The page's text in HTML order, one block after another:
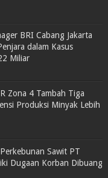
BRI Cabang Jakarta
dalam Kasus
Miliar
Zona 4 Tambah Tiga
Produksi Minyak Lebih
Sawit PT
Dugaan Korban Dibuang